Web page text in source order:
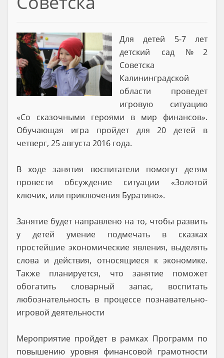
Для детей 5-7 лет
детский сад №2
Советска
Калининградской
области проведет
игровую ситуацию
«Со сказочными героями в мир финансов».
Обучающая игра пройдет для 20 детей в
четверг, 25 августа 2016 года.
В ходе занятия воспитатели помогут детям
провести обсуждение ситуации «Золотой
ключик, или приключения Буратино».
Занятие будет направлено на то, чтобы развить
у детей умение подмечать в сказках
простейшие экономические явления, выделять
слова и действия, относящиеся к экономике.
Также планируется, что занятие поможет
обогатить словарный запас, воспитать
любознательность в процессе познавательно-
игровой деятельности
Мероприятие пройдет в рамках Программ по
повышению уровня финансовой грамотности